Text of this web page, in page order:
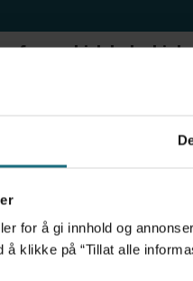
for å gi innhold og
å klikke på “Tillat alle
for psykisk helsehjelp
tid for
måneder – i en 16-